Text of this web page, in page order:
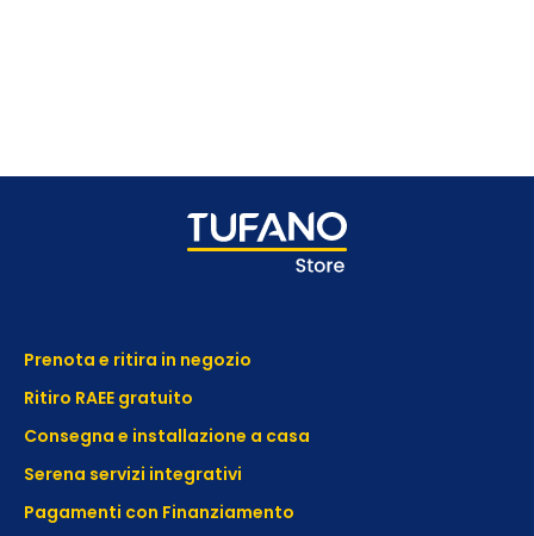
Prenota e ritira in negozio
Ritiro RAEE gratuito
Consegna e installazione a casa
Serena servizi integrativi
Pagamenti con Finanziamento